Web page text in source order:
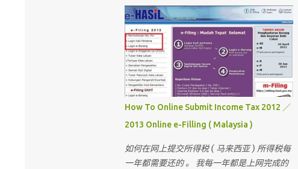
， 欢迎你们来作客 首先要介绍这次曼谷的“团
员”和说明关于曼谷的某些东西 我一直有带朋
友出国玩 （ 但我不是导游 ） 最多的一次是带
十六个人 。 这次是七个人 （ 包括我 ）
但。。。对我来说 ， 这次是最困难的一次 。
为什么？？？？ 看看相片先 。
How To Online Submit Income Tax 2012 ／
2013 Online e-Filling ( Malaysia )
如何在网上提交所得税 ( 马来西亚 ) 所得税每
一年都需要还的 。 我每一年都是上网完成的